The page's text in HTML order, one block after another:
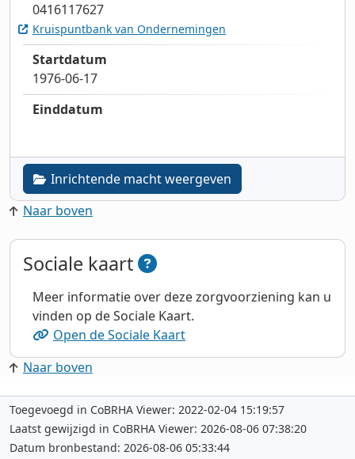
0416117627
Kruispuntbank van Ondernemingen
Startdatum
1976-06-17
Einddatum
Inrichtende macht weergeven
Naar boven
Sociale kaart
Meer informatie over deze zorgvoorziening kan u
vinden op de Sociale Kaart.
Open de Sociale Kaart
Naar boven
Toegevoegd in CoBRHA Viewer: 2022-02-04 15:19:57
Laatst gewijzigd in CoBRHA Viewer: 2026-08-06 07:38:20
Datum bronbestand: 2026-08-06 05:33:44